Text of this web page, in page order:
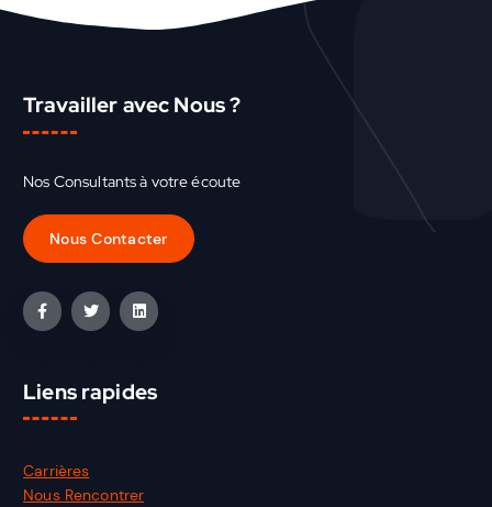
Travailler avec Nous ?
Nos Consultants à votre écoute
Liens rapides
Carrières
Nous Rencontrer